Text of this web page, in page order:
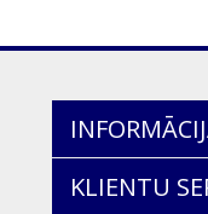
KLIENTU